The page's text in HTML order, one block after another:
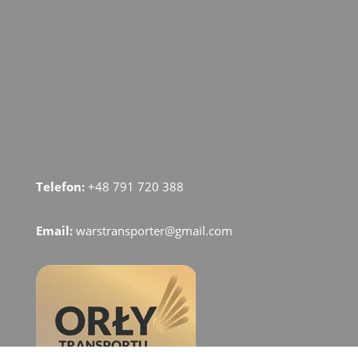
Telefon: +48 791 720 388
Email: warstransporter@gmail.com